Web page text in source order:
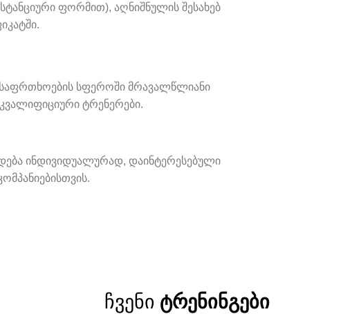
ფორმით), აღნიშნულის შესახებ
სფეროში მრავალწლიანი
ტრენერები.
ინდივიდუალურად, დაინტერესებული
ჩვენი ტრენინგები